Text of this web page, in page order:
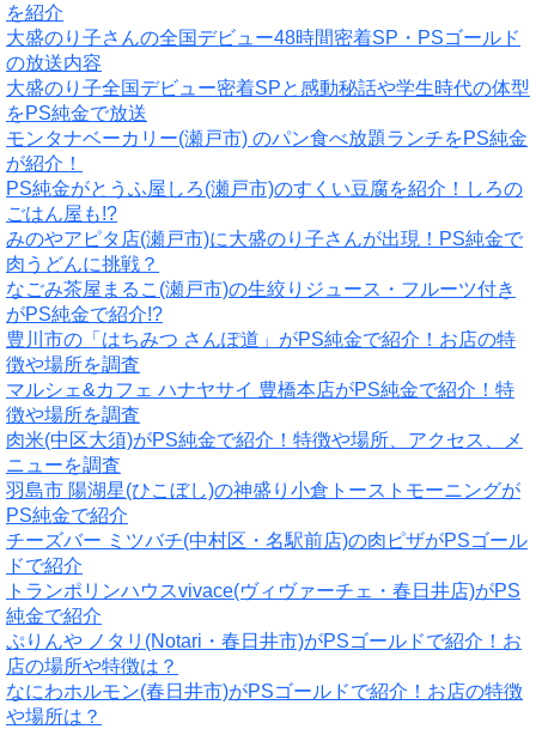
を紹介
大盛のり子さんの全国デビュー48時間密着SP・PSゴールド
の放送内容
大盛のり子全国デビュー密着SPと感動秘話や学生時代の体型
をPS純金で放送
モンタナベーカリー(瀬戸市) のパン食べ放題ランチをPS純金
が紹介！
PS純金がとうふ屋しろ(瀬戸市)のすくい豆腐を紹介！しろの
ごはん屋も!?
みのやアピタ店(瀬戸市)に大盛のり子さんが出現！PS純金で
肉うどんに挑戦？
なごみ茶屋まるこ(瀬戸市)の生絞りジュース・フルーツ付き
がPS純金で紹介!?
豊川市の「はちみつ さんぽ道」がPS純金で紹介！お店の特
徴や場所を調査
マルシェ&カフェ ハナヤサイ 豊橋本店がPS純金で紹介！特
徴や場所を調査
肉米(中区大須)がPS純金で紹介！特徴や場所、アクセス、メ
ニューを調査
羽島市 陽湖星(ひこぼし)の神盛り小倉トーストモーニングが
PS純金で紹介
チーズバー ミツバチ(中村区・名駅前店)の肉ピザがPSゴール
ドで紹介
トランポリンハウスvivace(ヴィヴァーチェ・春日井店)がPS
純金で紹介
ぷりんや ノタリ(Notari・春日井市)がPSゴールドで紹介！お
店の場所や特徴は？
なにわホルモン(春日井市)がPSゴールドで紹介！お店の特徴
や場所は？